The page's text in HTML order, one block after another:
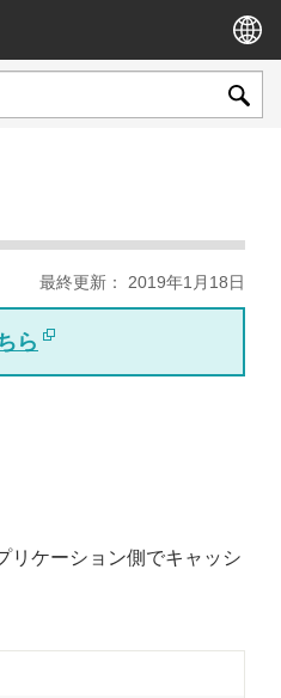
最終更新： 2019年1月18日
ら
リケーション側でキャッシ